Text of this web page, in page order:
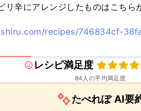
リ辛にアレンジしたものはこちら
recipes/746834cf-
レシピ満足度
84 人の平均満足度
たべれぽ AI要